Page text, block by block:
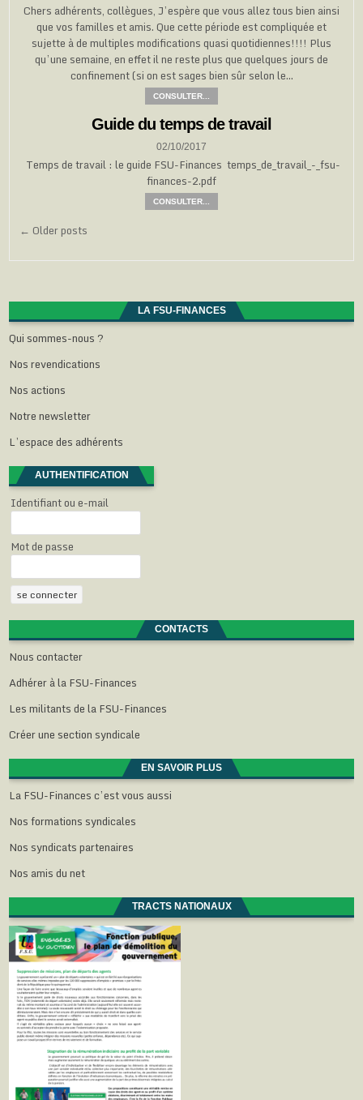
Chers adhérents, collègues, J’espère que vous allez tous bien ainsi
que vos familles et amis. Que cette période est compliquée et
sujette à de multiples modifications quasi quotidiennes!!!! Plus
qu’une semaine, en effet il ne reste plus que quelques jours de
confinement (si on est sages bien sûr selon le…
CONSULTER...
Guide du temps de travail
02/10/2017
Temps de travail : le guide FSU-Finances temps_de_travail_-_fsu-
finances-2.pdf
CONSULTER...
Navigation
des
← Older posts
LA FSU-FINANCES
Qui sommes-nous ?
Nos revendications
Nos actions
Notre newsletter
L’espace des adhérents
AUTHENTIFICATION
Identifiant ou e-mail
Mot de passe
CONTACTS
Nous contacter
Adhérer à la FSU-Finances
Les militants de la FSU-Finances
Créer une section syndicale
EN SAVOIR PLUS
La FSU-Finances c’est vous aussi
Nos formations syndicales
Nos syndicats partenaires
Nos amis du net
TRACTS NATIONAUX